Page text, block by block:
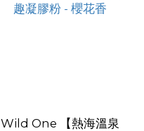
Wild One 【熱海溫泉